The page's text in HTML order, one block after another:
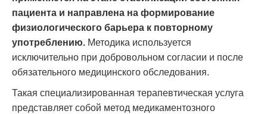
пациента и направлена на формирование
физиологического барьера к повторному
употреблению. Методика используется
исключительно при добровольном согласии и после
обязательного медицинского обследования.
Такая специализированная терапевтическая услуга
представляет собой метод медикаментозного